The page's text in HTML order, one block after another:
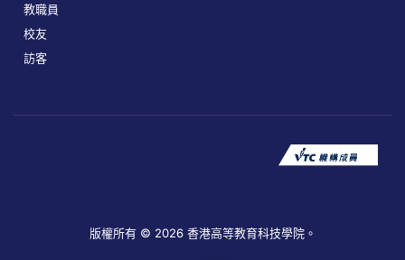
教職員
校友
訪客
版權所有 © 2026 香港高等教育科技學院。